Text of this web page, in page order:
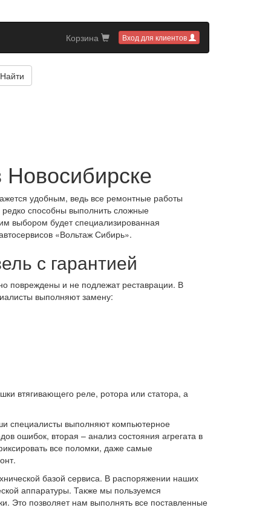
Вход для клиентов
Корзина
Найти
Новосибирске
удобным, ведь все ремонтные работы
способны выполнить сложные
выбором будет специализированная
«Вольтаж Сибирь».
с гарантией
повреждены и не подлежат реставрации. В
выполняют замену:
втягивающего реле, ротора или статора, а
специалисты выполняют компьютерное
ошибок, вторая – анализ состояния агрегата в
все поломки, даже самые
базой сервиса. В распоряжении наших
аппаратуры. Также мы пользуемся
Это позволяет нам выполнять все поставленные